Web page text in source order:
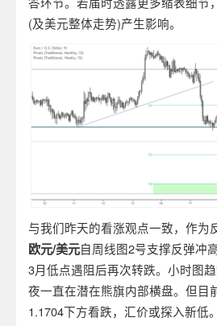
(及美元整体走势)产生影响。
与我们昨天的看涨观点一致，作为
欧元/美元自周线图2号支撑反弹冲
3月低点遇阻后再次转跌。小时图
夜一直在潜在熊旗内部横盘。但目
1.1704下方看跌，汇价或探入新低。